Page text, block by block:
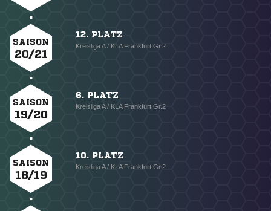
SAISON
20/21
12. PLATZ
Kreisliga A / KLA Frankfurt Gr.2
SAISON
19/20
6. PLATZ
Kreisliga A / KLA Frankfurt Gr.2
SAISON
18/19
10. PLATZ
Kreisliga A / KLA Frankfurt Gr.2